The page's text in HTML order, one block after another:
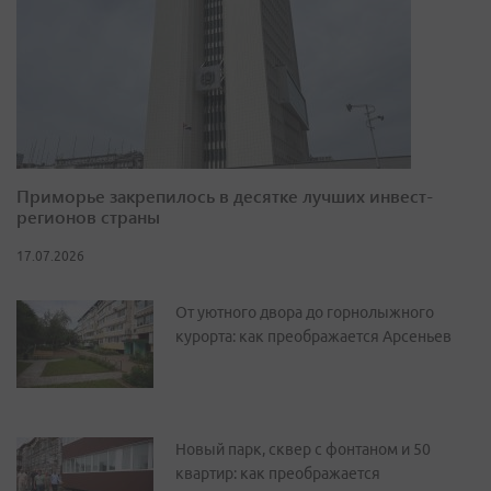
Приморье закрепилось в десятке лучших инвест-
регионов страны
17.07.2026
От уютного двора до горнолыжного
курорта: как преображается Арсеньев
Новый парк, сквер с фонтаном и 50
квартир: как преображается